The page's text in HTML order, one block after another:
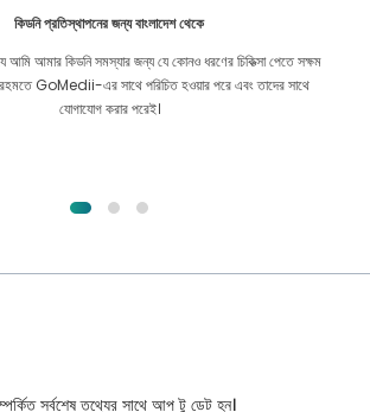
কিডনি প্রতিস্থাপনের জন্য বাংলাদেশ থেকে
আমি আমার কিডনি সমস্যার জন্য যে কোনও ধরণের চিকিত্সা পেতে সক্ষম
GoMedii-এর সাথে পরিচিত হওয়ার পরে এবং তাদের সাথে
যোগাযোগ করার পরেই।
সর্বশেষ তথ্যের সাথে আপ টু ডেট হন।